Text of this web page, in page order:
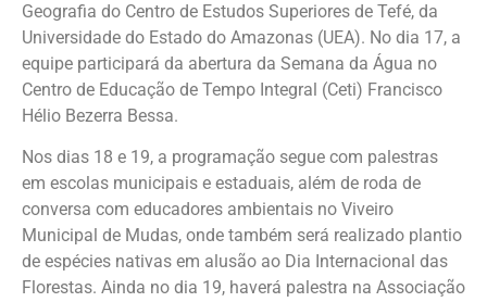
Geografia do Centro de Estudos Superiores de Tefé, da
Universidade do Estado do Amazonas (UEA). No dia 17, a
equipe participará da abertura da Semana da Água no
Centro de Educação de Tempo Integral (Ceti) Francisco
Hélio Bezerra Bessa.
Nos dias 18 e 19, a programação segue com palestras
em escolas municipais e estaduais, além de roda de
conversa com educadores ambientais no Viveiro
Municipal de Mudas, onde também será realizado plantio
de espécies nativas em alusão ao Dia Internacional das
Florestas. Ainda no dia 19, haverá palestra na Associação